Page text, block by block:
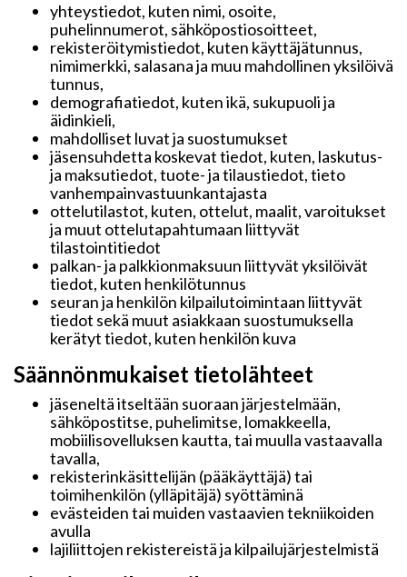
yhteystiedot, kuten nimi, osoite,
puhelinnumerot, sähköpostiosoitteet,
rekisteröitymistiedot, kuten käyttäjätunnus,
nimimerkki, salasana ja muu mahdollinen yksilöivä
tunnus,
demografiatiedot, kuten ikä, sukupuoli ja
äidinkieli,
mahdolliset luvat ja suostumukset
jäsensuhdetta koskevat tiedot, kuten, laskutus-
ja maksutiedot, tuote- ja tilaustiedot, tieto
vanhempainvastuunkantajasta
ottelutilastot, kuten, ottelut, maalit, varoitukset
ja muut ottelutapahtumaan liittyvät
tilastointitiedot
palkan- ja palkkionmaksuun liittyvät yksilöivät
tiedot, kuten henkilötunnus
seuran ja henkilön kilpailutoimintaan liittyvät
tiedot sekä muut asiakkaan suostumuksella
kerätyt tiedot, kuten henkilön kuva
Säännönmukaiset tietolähteet
jäseneltä itseltään suoraan järjestelmään,
sähköpostitse, puhelimitse, lomakkeella,
mobiilisovelluksen kautta, tai muulla vastaavalla
tavalla,
rekisterinkäsittelijän (pääkäyttäjä) tai
toimihenkilön (ylläpitäjä) syöttäminä
evästeiden tai muiden vastaavien tekniikoiden
avulla
lajiliittojen rekistereistä ja kilpailujärjestelmistä